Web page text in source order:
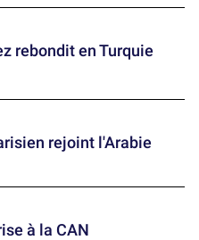
rebondit en Turquie
rejoint l'Arabie
à la CAN